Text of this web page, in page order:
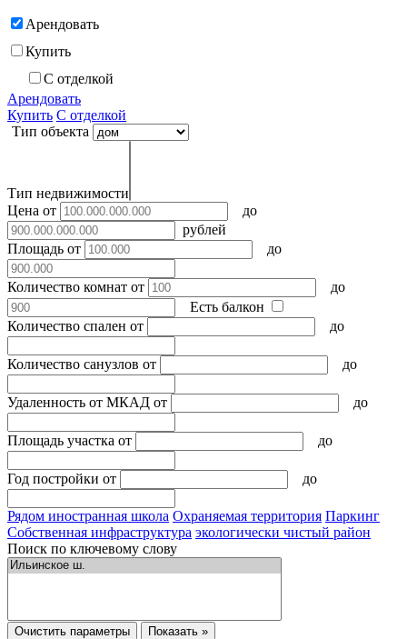
Арендовать
Купить
С отделкой
Арендовать
Купить С отделкой
Тип объекта
Тип недвижимости
Цена от
до
рублей
Площадь от до
Количество комнат от
до
Есть балкон
Количество спален от до
Количество санузлов от до
Удаленность от МКАД от до
Площадь участка от до
Год постройки от до
Рядом иностранная школа Охраняемая территория Паркинг
Собственная инфраструктура экологически чистый район
Поиск по ключевому слову
Очистить параметры Показать »